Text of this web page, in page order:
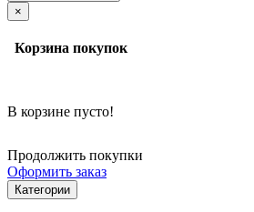
×
Корзина покупок
В корзине пусто!
Продолжить покупки
Оформить заказ
Категории